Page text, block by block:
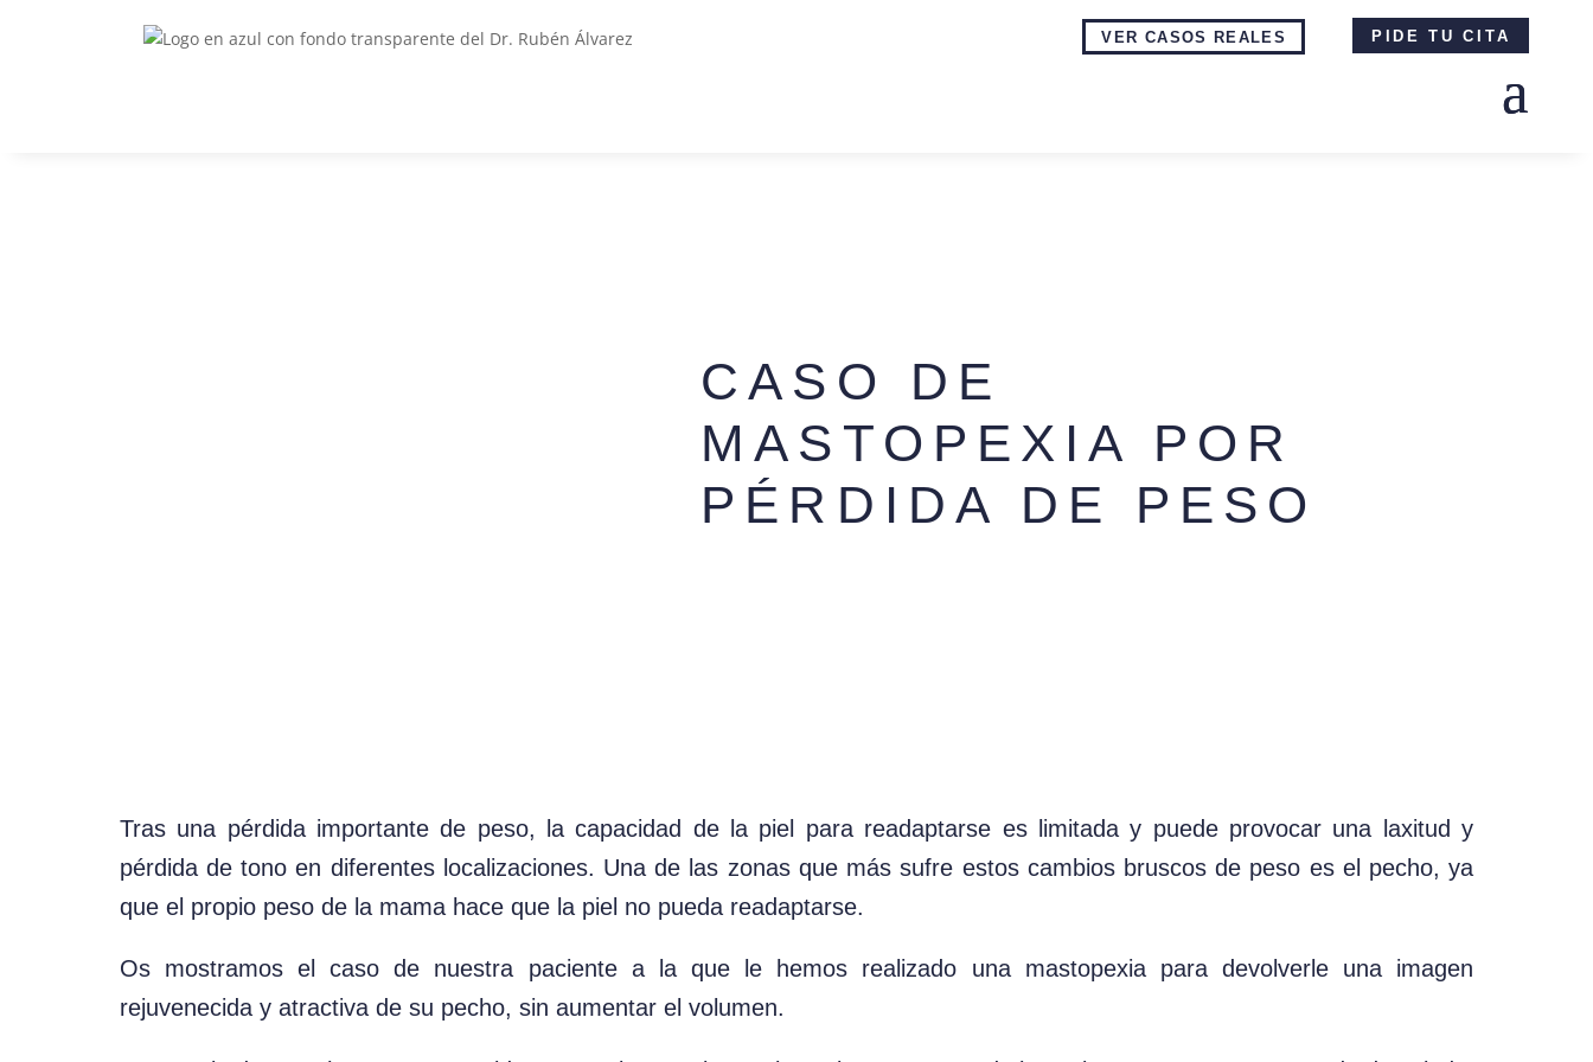
VER CASOS REALES PIDE TU CITA
CASO DE
MASTOPEXIA POR
PÉRDIDA DE PESO
Tras una pérdida importante de peso, la capacidad de la piel para readaptarse es limitada y puede provocar una laxitud y
pérdida de tono en diferentes localizaciones. Una de las zonas que más sufre estos cambios bruscos de peso es el pecho, ya
que el propio peso de la mama hace que la piel no pueda readaptarse.
Os mostramos el caso de nuestra paciente a la que le hemos realizado una mastopexia para devolverle una imagen
rejuvenecida y atractiva de su pecho, sin aumentar el volumen.